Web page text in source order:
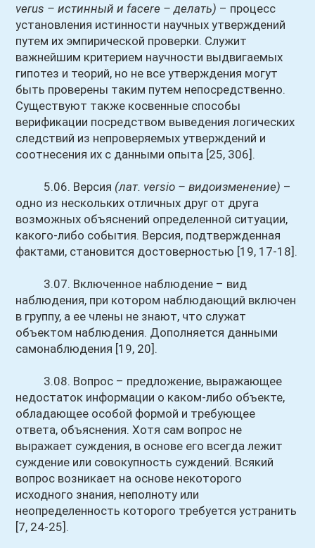
verus – истинный и facere – делать) – процесс
установления истинности научных утверждений
путем их эмпирической проверки. Служит
важнейшим критерием научности выдвигаемых
гипотез и теорий, но не все утверждения могут
быть проверены таким путем непосредственно.
Существуют также косвенные способы
верификации посредством выведения логических
следствий из непроверяемых утверждений и
соотнесения их с данными опыта [25, 306].
5.06. Версия (лат. versio – видоизменение) –
одно из нескольких отличных друг от друга
возможных объяснений определенной ситуации,
какого-либо события. Версия, подтвержденная
фактами, становится достоверностью [19, 17-18].
3.07. Включенное наблюдение – вид
наблюдения, при котором наблюдающий включен
в группу, а ее члены не знают, что служат
объектом наблюдения. Дополняется данными
самонаблюдения [19, 20].
3.08. Вопрос – предложение, выражающее
недостаток информации о каком-либо объекте,
обладающее особой формой и требующее
ответа, объяснения. Хотя сам вопрос не
выражает суждения, в основе его всегда лежит
суждение или совокупность суждений. Всякий
вопрос возникает на основе некоторого
исходного знания, неполноту или
неопределенность которого требуется устранить
[7, 24-25].